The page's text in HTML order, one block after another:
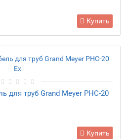
Купить
для труб Grand Meyer PHC-20
Купить